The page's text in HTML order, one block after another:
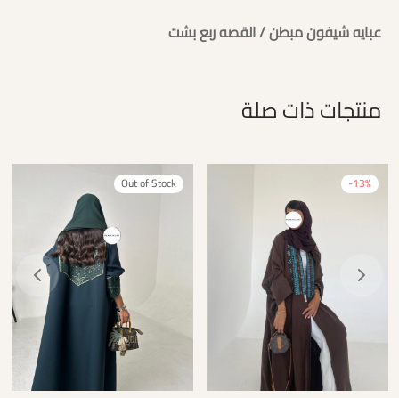
عبايه شيفون مبطن / القصه ربع بشت
منتجات ذات صلة
-13%
Out of Stock